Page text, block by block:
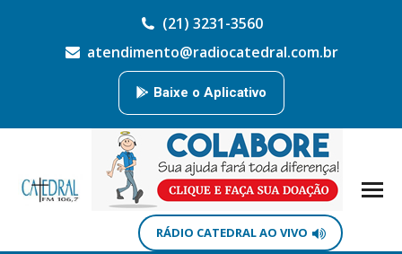
(21) 3231-3560
atendimento@radiocatedral.com.br
Baixe o Aplicativo
RÁDIO CATEDRAL AO VIVO